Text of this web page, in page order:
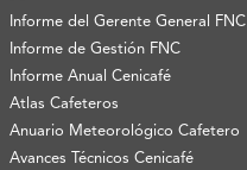
Informe del Gerente General FNC
Informe de Gestión FNC
Informe Anual Cenicafé
Atlas Cafeteros
Anuario Meteorológico Cafetero
Avances Técnicos Cenicafé